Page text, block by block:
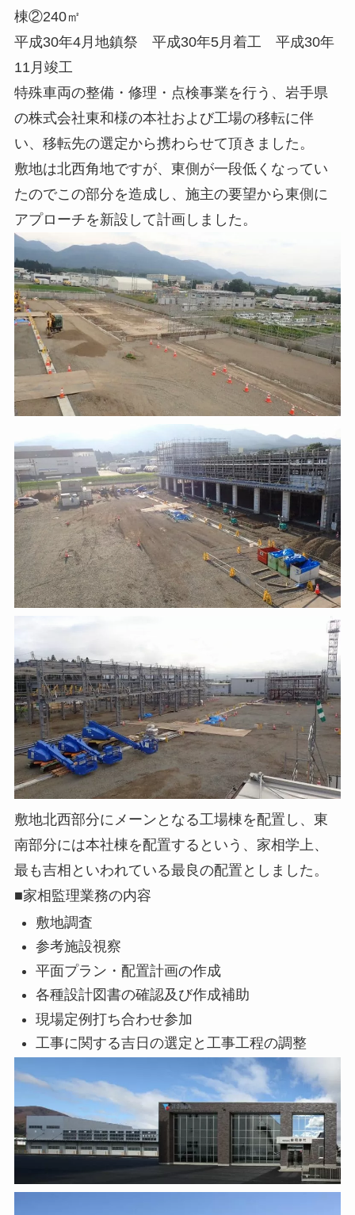
棟②240㎡
平成30年4月地鎮祭 平成30年5月着工 平成30年
11月竣工
特殊車両の整備・修理・点検事業を行う、岩手県
の株式会社東和様の本社および工場の移転に伴
い、移転先の選定から携わらせて頂きました。
敷地は北西角地ですが、東側が一段低くなってい
たのでこの部分を造成し、施主の要望から東側に
アプローチを新設して計画しました。
敷地北西部分にメーンとなる工場棟を配置し、東
南部分には本社棟を配置するという、家相学上、
最も吉相といわれている最良の配置としました。
■家相監理業務の内容
敷地調査
参考施設視察
平面プラン・配置計画の作成
各種設計図書の確認及び作成補助
現場定例打ち合わせ参加
工事に関する吉日の選定と工事工程の調整